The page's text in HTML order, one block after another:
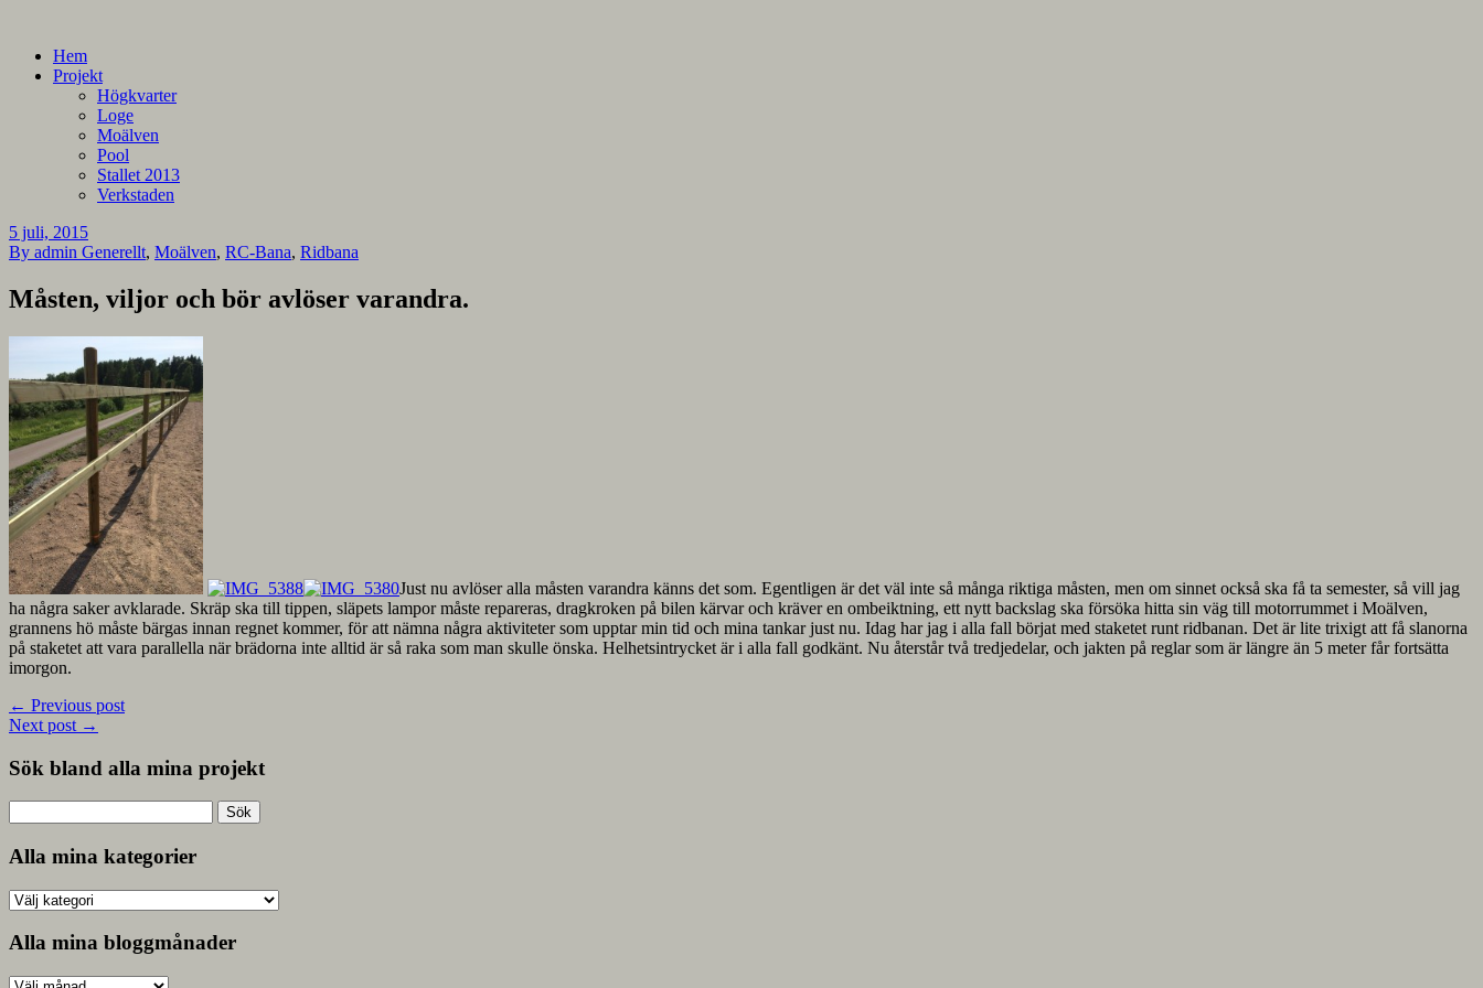
Alla mina projekt
En blogg om mina projekt
Hem
Projekt
Högkvarter
Loge
Moälven
Pool
Stallet 2013
Verkstaden
5 juli, 2015
By admin Generellt, Moälven, RC-Bana, Ridbana
Måsten, viljor och bör avlöser varandra.
Just nu avlöser alla måsten varandra känns det som. Egentligen är det väl inte så många riktiga måsten, men om sinnet också ska få ta semester, så vill jag
ha några saker avklarade. Skräp ska till tippen, släpets lampor måste repareras, dragkroken på bilen kärvar och kräver en ombeiktning, ett nytt backslag ska försöka hitta sin väg till motorrummet i Moälven,
grannens hö måste bärgas innan regnet kommer, för att nämna några aktiviteter som upptar min tid och mina tankar just nu. Idag har jag i alla fall börjat med staketet runt ridbanan. Det är lite trixigt att få slanorna
på staketet att vara parallella när brädorna inte alltid är så raka som man skulle önska. Helhetsintrycket är i alla fall godkänt. Nu återstår två tredjedelar, och jakten på reglar som är längre än 5 meter får fortsätta
imorgon.
← Previous post
Next post →
Sök bland alla mina projekt
efter:
Alla mina kategorier
Alla
kategorier
Alla mina bloggmånader